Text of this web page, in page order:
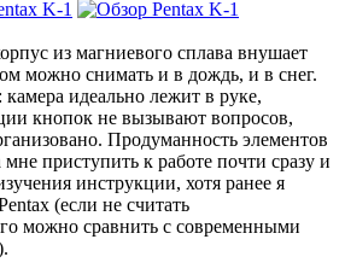
из магниевого сплава внушает
можно снимать и в дождь, и в снег.
идеально лежит в руке,
кнопок не вызывают вопросов,
Продуманность элементов
приступить к работе почти сразу и
инструкции, хотя ранее я
(если не считать
можно сравнить с современными